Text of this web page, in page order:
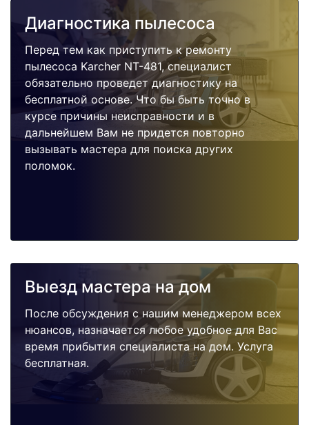
Диагностика пылесоса
Перед тем как приступить к ремонту
пылесоса Karcher NT-481, специалист
обязательно проведет диагностику на
бесплатной основе. Что бы быть точно в
курсе причины неисправности и в
дальнейшем Вам не придется повторно
вызывать мастера для поиска других
поломок.
Выезд мастера на дом
После обсуждения с нашим менеджером всех
нюансов, назначается любое удобное для Вас
время прибытия специалиста на дом. Услуга
бесплатная.